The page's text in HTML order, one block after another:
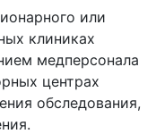
или
клиниках
медперсонала
центрах
обследования,